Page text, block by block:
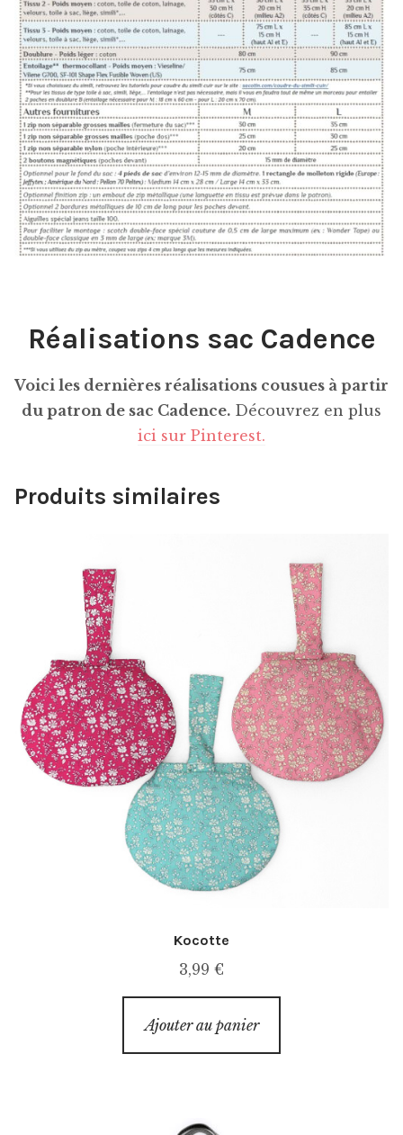
Réalisations sac Cadence
Voici les dernières réalisations cousues à partir
du patron de sac Cadence. Découvrez en plus
ici sur Pinterest.
Produits similaires
Kocotte
3,99 €
Ajouter au panier